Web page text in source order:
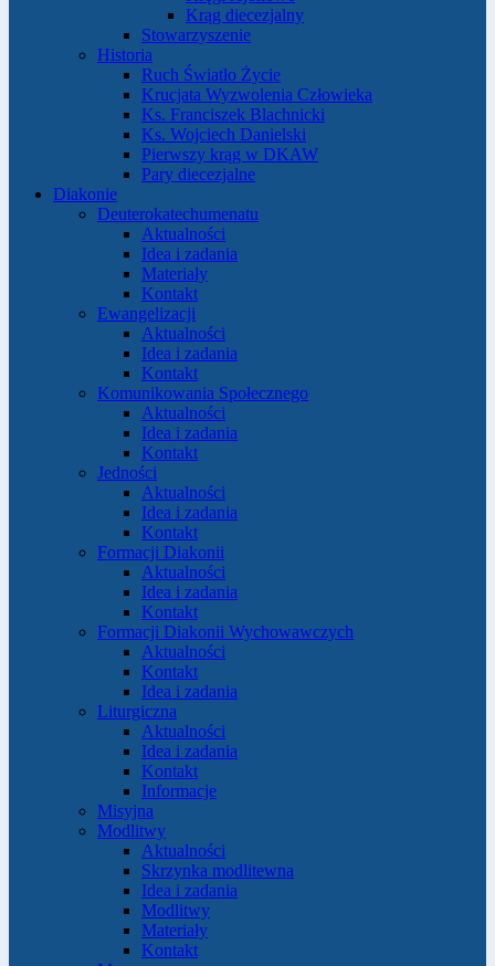
Krąg diecezjalny
Stowarzyszenie
Historia
Ruch Światło Życie
Krucjata Wyzwolenia Człowieka
Ks. Franciszek Blachnicki
Ks. Wojciech Danielski
Pierwszy krąg w DKAW
Pary diecezjalne
Diakonie
Deuterokatechumenatu
Aktualności
Idea i zadania
Materiały
Kontakt
Ewangelizacji
Aktualności
Idea i zadania
Kontakt
Komunikowania Społecznego
Aktualności
Idea i zadania
Kontakt
Jedności
Aktualności
Idea i zadania
Kontakt
Formacji Diakonii
Aktualności
Idea i zadania
Kontakt
Formacji Diakonii Wychowawczych
Aktualności
Kontakt
Idea i zadania
Liturgiczna
Aktualności
Idea i zadania
Kontakt
Informacje
Misyjna
Modlitwy
Aktualności
Skrzynka modlitewna
Idea i zadania
Modlitwy
Materiały
Kontakt